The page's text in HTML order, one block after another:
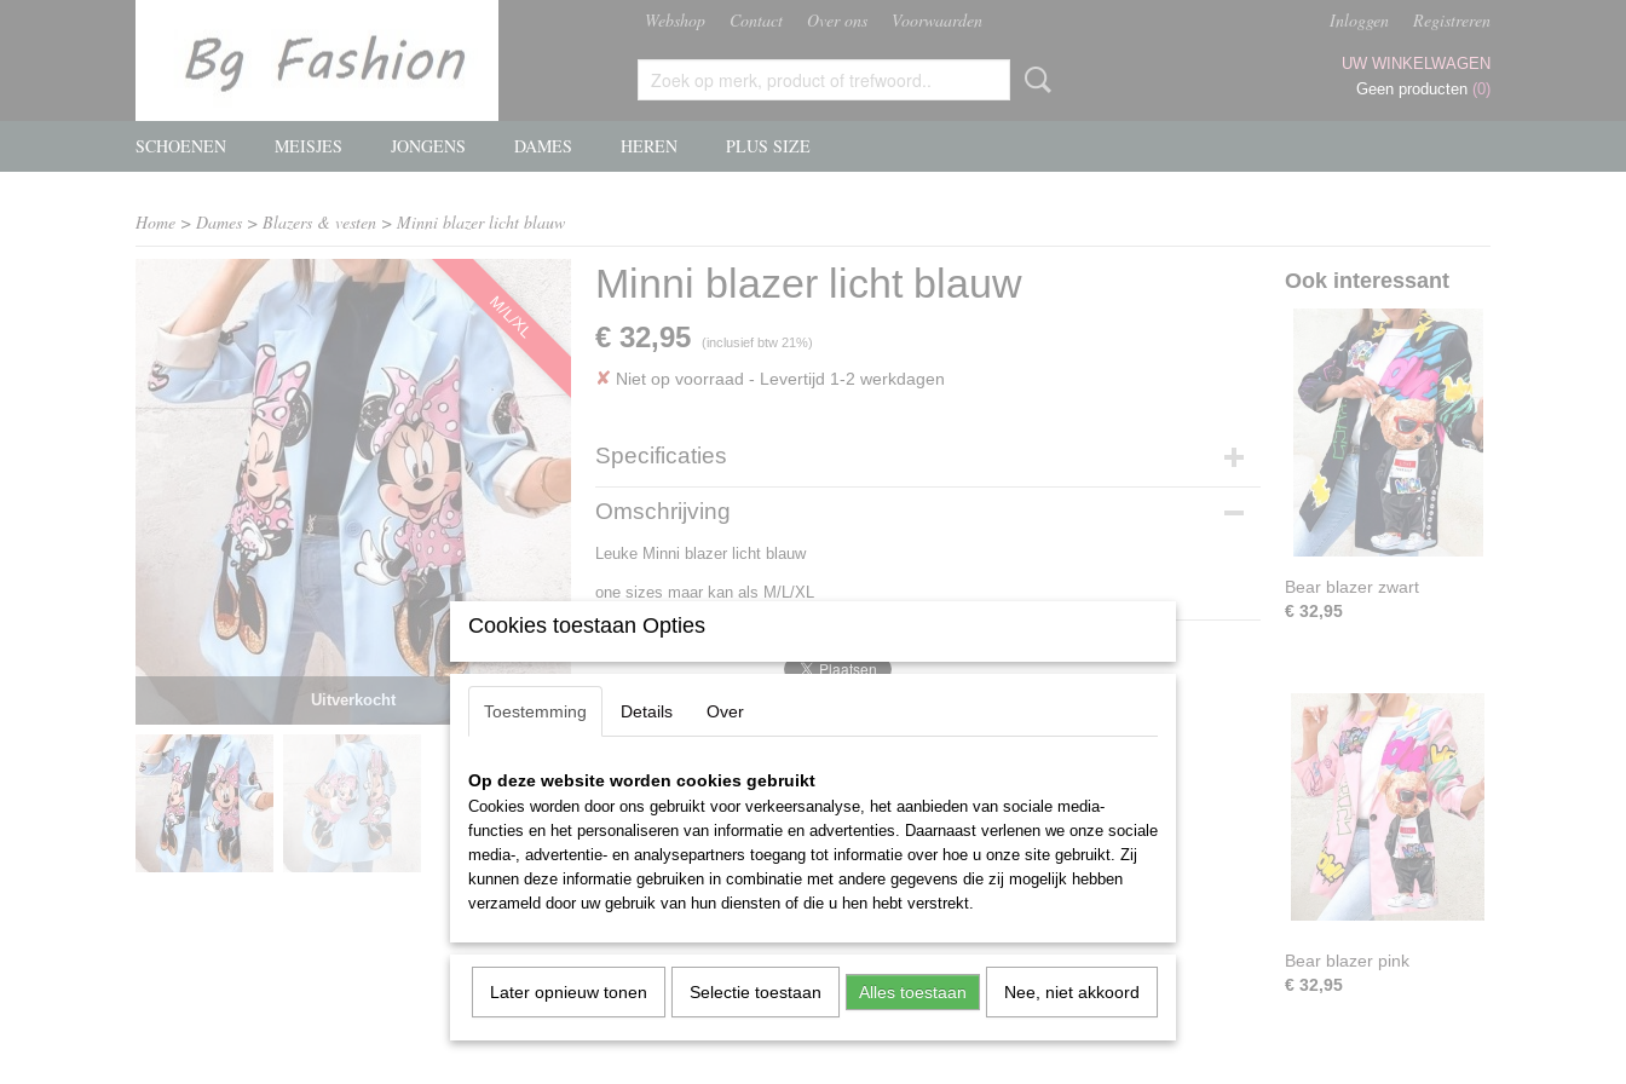
Webshop Contact Over ons Voorwaarden Inloggen Registreren
UW WINKELWAGEN
Geen producten (0)
SCHOENEN MEISJES JONGENS DAMES HEREN PLUS SIZE
Home > Dames > Blazers & vesten > Minni blazer licht blauw
Uitverkocht
M/L/XL
Minni blazer licht blauw
€ 32,95 (inclusief btw 21%)
✘ Niet op voorraad - Levertijd 1-2 werkdagen
Specificaties
Productcode
EAN code
Productcode leverancier
Omschrijving
Leuke Minni blazer licht blauw
one sizes maar kan als M/L/XL
Ook interessant
Bear blazer zwart
€ 32,95
Bear blazer pink
€ 32,95
Cookies toestaan Opties
Toestemming Details Over
Op deze website worden cookies gebruikt
Cookies worden door ons gebruikt voor verkeersanalyse, het aanbieden van sociale media-
functies en het personaliseren van informatie en advertenties. Daarnaast verlenen we onze sociale
media-, advertentie- en analysepartners toegang tot informatie over hoe u onze site gebruikt. Zij
kunnen deze informatie gebruiken in combinatie met andere gegevens die zij mogelijk hebben
verzameld door uw gebruik van hun diensten of die u hen hebt verstrekt.
Later opnieuw tonen Selectie toestaan Alles toestaan Nee, niet akkoord